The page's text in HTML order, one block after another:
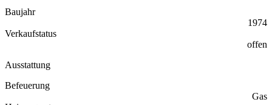
Baujahr
1974
Verkaufstatus
offen
Ausstattung
Befeuerung
Gas